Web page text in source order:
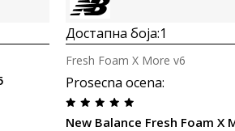
Достапна боја:1
Prosecna ocena:
New Balance Fresh Foam X
Fresh Foam X More v6